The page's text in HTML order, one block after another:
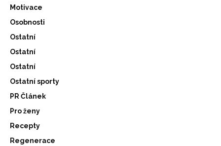
Motivace
Osobnosti
Ostatní
Ostatní
Ostatní
Ostatní sporty
PR Článek
Pro ženy
Recepty
Regenerace